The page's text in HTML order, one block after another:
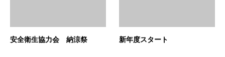
安全衛生協力会 納涼祭 新年度スタート